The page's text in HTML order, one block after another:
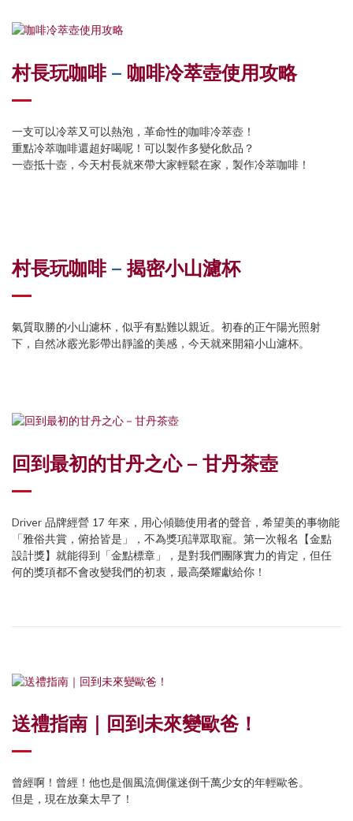
村長玩咖啡 – 咖啡冷萃壺使用攻略
一支可以冷萃又可以熱泡，革命性的咖啡冷萃壺！
重點冷萃咖啡還超好喝呢！可以製作多變化飲品？
一壺抵十壺，今天村長就來帶大家輕鬆在家，製作冷萃咖啡！
村長玩咖啡 – 揭密小山濾杯
氣質取勝的小山濾杯，似乎有點難以親近。初春的正午陽光照射
下，自然冰霰光影帶出靜謐的美感，今天就來開箱小山濾杯。
回到最初的甘丹之心 – 甘丹茶壺
Driver 品牌經營 17 年來，用心傾聽使用者的聲音，希望美的事物能
「雅俗共賞，俯拾皆是」，不為獎項譁眾取寵。第一次報名【金點
設計獎】就能得到「金點標章」，是對我們團隊實力的肯定，但任
何的獎項都不會改變我們的初衷，最高榮耀獻給你！
送禮指南｜回到未來變歐爸！
曾經啊！曾經！他也是個風流倜儻迷倒千萬少女的年輕歐爸。
但是，現在放棄太早了！